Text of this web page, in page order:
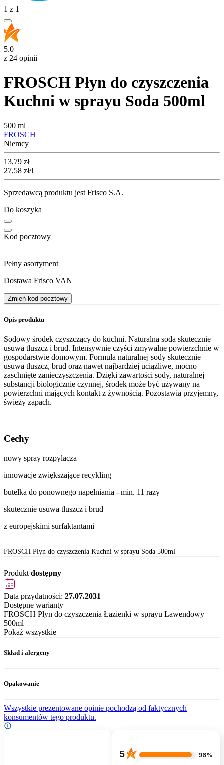
1 z 1
5.0
z 24 opinii
FROSCH Płyn do czyszczenia
Kuchni w sprayu Soda 500ml
500 ml
FROSCH
Niemcy
Cena
13,79 zł
27,58 zł/l
Sprzedawcą produktu jest Frisco S.A.
Do koszyka
Kod pocztowy
Pełny asortyment
Dostawa Frisco VAN
Zmień kod pocztowy
Opis produktu
Sodowy środek czyszczący do kuchni. Naturalna soda skutecznie
usuwa tłuszcz i brud. Intensywnie czyści zmywalne powierzchnie w
gospodarstwie domowym. Formuła naturalnej sody skutecznie
usuwa tłuszcz, brud oraz nawet najbardziej uciążliwe, mocno
zaschnięte zanieczyszczenia. Dzięki zawartości sody, naturalnej
substancji biologicznie czynnej, środek może być używany na
powierzchni mających kontakt z żywnością. Pozostawia przyjemny,
świeży zapach.
Cechy
nowy spray rozpylacza
innowacje zwiększające recykling
butelka do ponownego napełniania - min. 11 razy
skutecznie usuwa tłuszcz i brud
z europejskimi surfaktantami
FROSCH Płyn do czyszczenia Kuchni w sprayu Soda 500ml
Produkt dostępny
Data przydatności: 27.07.2031
Dostępne warianty
FROSCH Płyn do czyszczenia Łazienki w sprayu Lawendowy
500ml
Pokaż wszystkie
Skład i alergeny
Opakowanie
Wszystkie prezentowane opinie pochodzą od faktycznych
konsumentów tego produktu.
5 96%